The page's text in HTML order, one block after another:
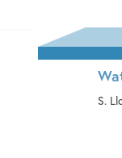
S.